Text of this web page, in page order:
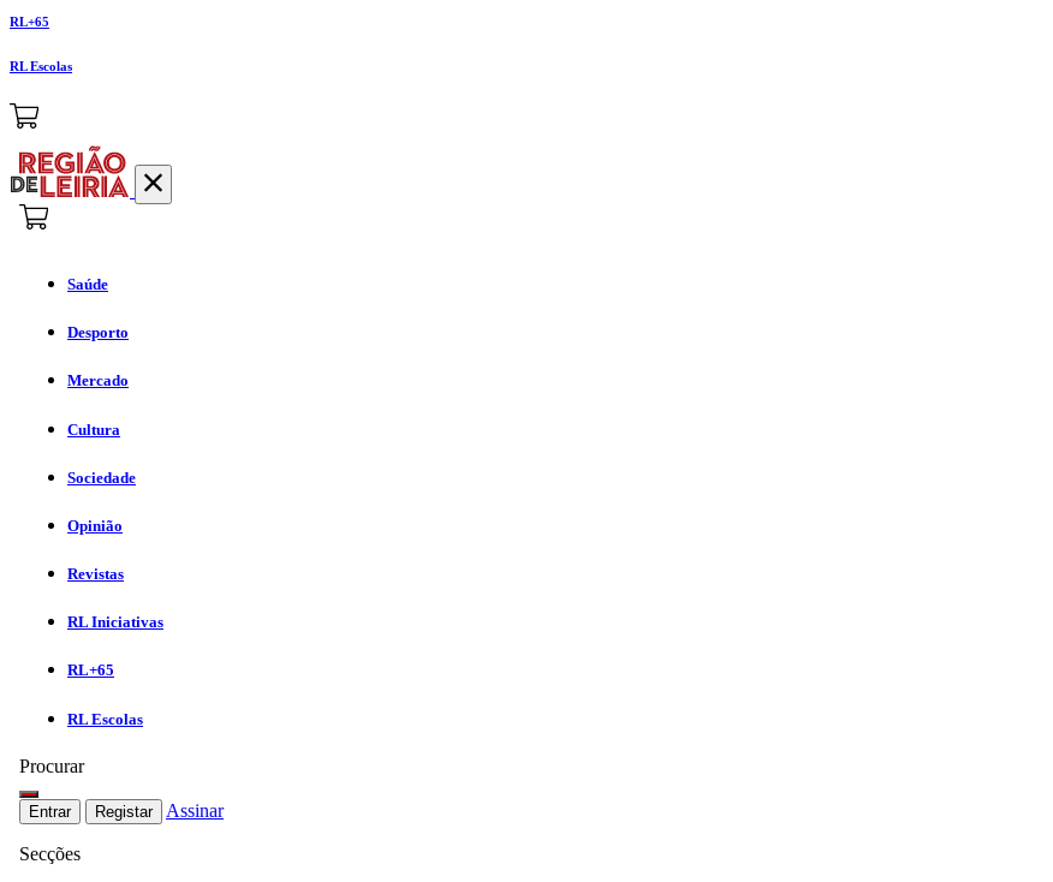
RL+65
RL Escolas
Saúde
Desporto
Mercado
Cultura
Sociedade
Opinião
Revistas
RL Iniciativas
RL+65
RL Escolas
Procurar
Entrar Registar Assinar
Secções